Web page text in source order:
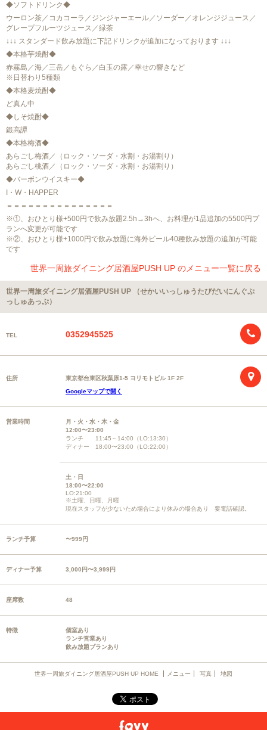
◆ソフトドリンク◆
ウーロン茶／コカコーラ／ジンジャーエール／ソーダー／オレンジジュース／
グレープフルーツジュース／緑茶
↓↓↓ スタンダード飲み放題に下記ドリンクが追加になっております ↓↓↓
◆本格芋焼酎◆
赤霧島／海／三岳／もぐら／白玉の露／幸せの響きなど
※日替わり5種類
◆本格麦焼酎◆
ど真ん中
◆しそ焼酎◆
鍛高譚
◆本格梅酒◆
あらごし梅酒／（ロック・ソーダ・水割・お湯割り）
あらごし桃酒／（ロック・ソーダ・水割・お湯割り）
◆バーボンウイスキー◆
I・W・HAPPER
＝＝＝＝＝＝＝＝＝＝＝＝＝＝＝
※①、おひとり様+500円で飲み放題2.5h→3hへ、お料理が1品追加の5500円プ
ランへ変更が可能です
※②、おひとり様+1000円で飲み放題に海外ビール40種飲み放題の追加が可能
です
世界一周旅ダイニング居酒屋PUSH UP のメニュー一覧に戻る
世界一周旅ダイニング居酒屋PUSH UP （せかいいっしゅうたびだいにんぐぷ
っしゅあっぷ）
TEL 0352945525
住所
東京都台東区秋葉原1-5 ヨリモトビル 1F 2F
Googleマップで開く
営業時間
月・火・水・木・金
12:00〜23:00
ランチ 11:45～14:00（LO:13:30）
ディナー 18:00〜23:00（LO:22:00）
土・日
18:00〜22:00
LO:21:00
※土曜、日曜、月曜
現在スタッフが少ないため場合により休みの場合あり 要電話確認。
ランチ予算 〜999円
ディナー予算 3,000円〜3,999円
座席数 48
特徴
個室あり
ランチ営業あり
飲み放題プランあり
世界一周旅ダイニング居酒屋PUSH UP HOME メニュー 写真 地図